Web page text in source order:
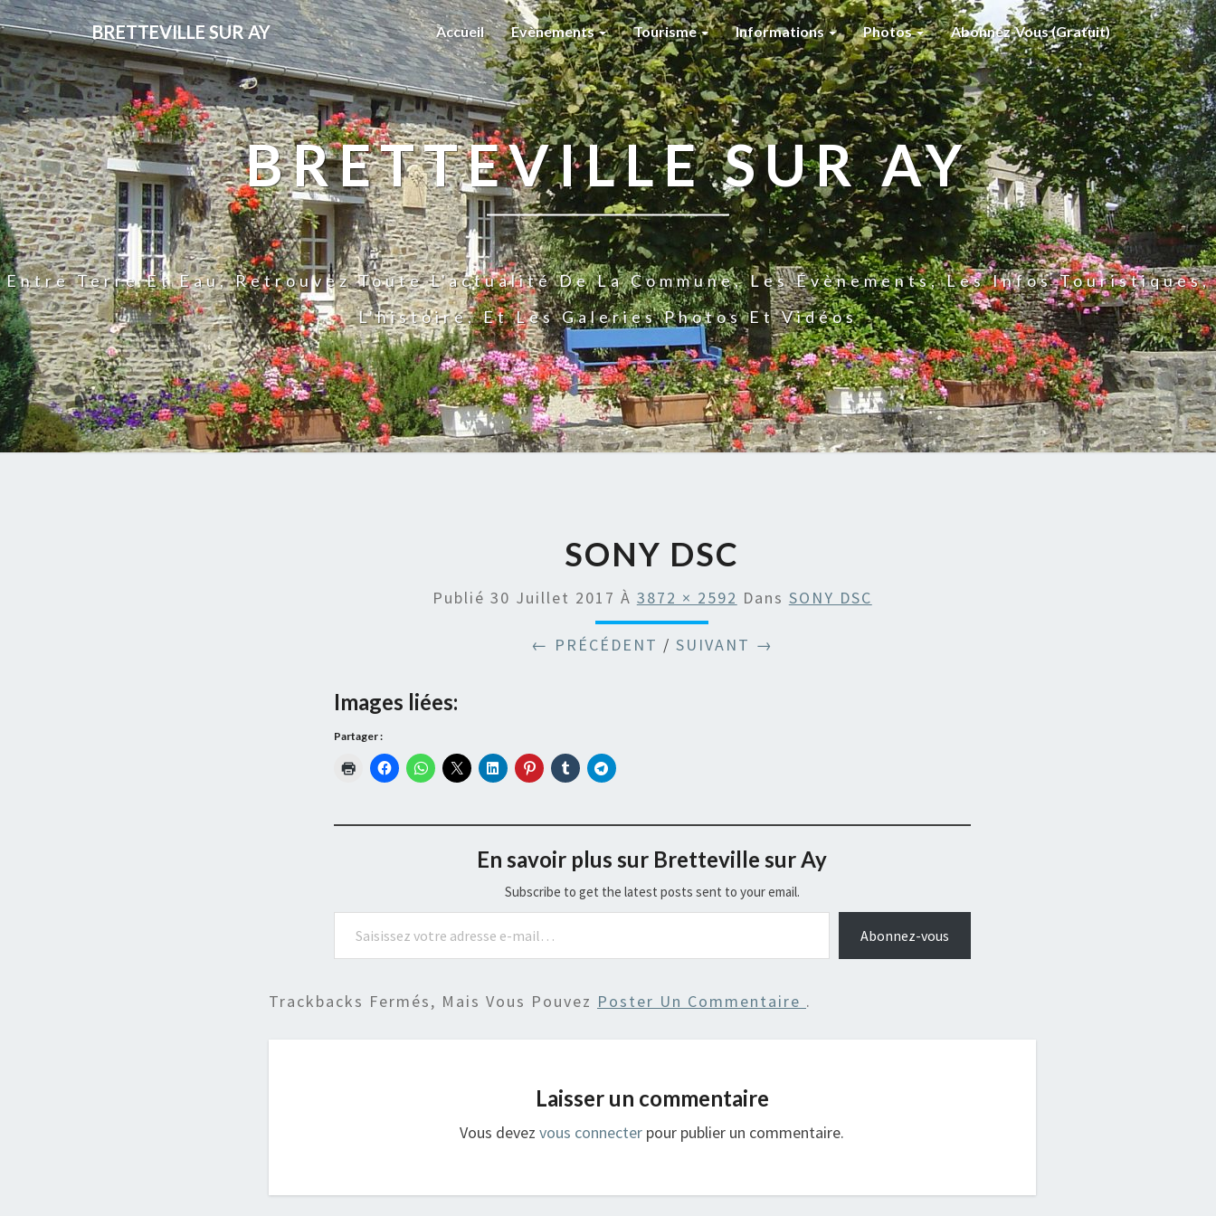
BRETTEVILLE SUR AY Accueil Evènements Tourisme Informations Photos Abonnez-Vous (gratuit)
BRETTEVILLE SUR AY
Entre Terre Et Eau, Retrouvez Toute L'actualité De La Commune, Les Évènements, Les Infos Touristiques,
L'histoire, Et Les Galeries Photos Et Vidéos
SONY DSC
Publié 30 Juillet 2017 À 3872 × 2592 Dans SONY DSC
← PRÉCÉDENT / SUIVANT →
Images liées:
Partager :
En savoir plus sur Bretteville sur Ay
Subscribe to get the latest posts sent to your email.
Saisissez votre adresse e-mail…
Abonnez-vous
Trackbacks Fermés, Mais Vous Pouvez Poster Un Commentaire .
Laisser un commentaire
Vous devezvous connecter pour publier un commentaire.